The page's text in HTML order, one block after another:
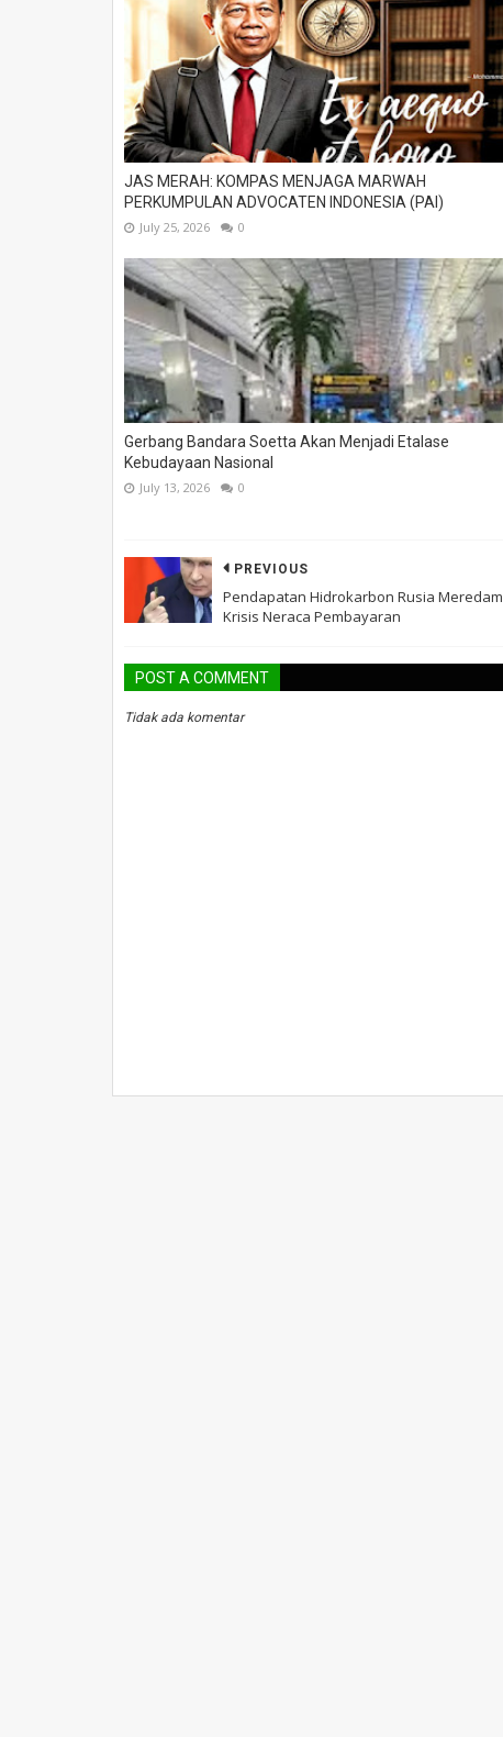
JAS MERAH: KOMPAS MENJAGA MARWAH
PERKUMPULAN ADVOCATEN INDONESIA (PAI)
July 25, 2026 0
Gerbang Bandara Soetta Akan Menjadi Etalase
Kebudayaan Nasional
July 13, 2026 0
PREVIOUS
Pendapatan Hidrokarbon Rusia Meredam
Krisis Neraca Pembayaran
POST A COMMENT
Tidak ada komentar